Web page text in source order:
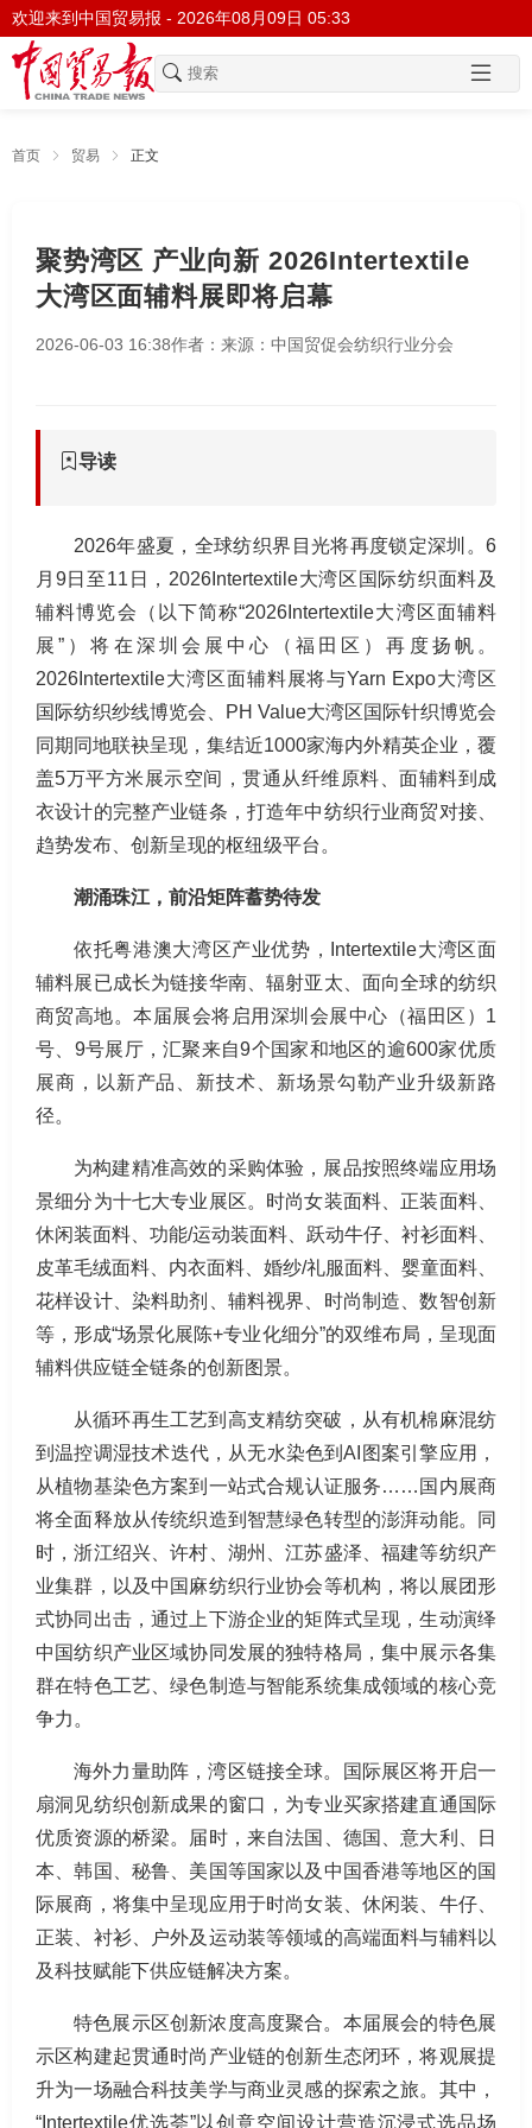
欢迎来到中国贸易报 - 2026年08月09日 05:33
首页 贸易 正文
聚势湾区 产业向新 2026Intertextile
大湾区面辅料展即将启幕
2026-06-03 16:38作者： 来源：中国贸促会纺织行业分会
导读
2026年盛夏，全球纺织界目光将再度锁定深圳。6
月9日至11日，2026Intertextile大湾区国际纺织面料及
辅料博览会（以下简称“2026Intertextile大湾区面辅料
展”）将在深圳会展中心（福田区）再度扬帆。
2026Intertextile大湾区面辅料展将与Yarn Expo大湾区
国际纺织纱线博览会、PH Value大湾区国际针织博览会
同期同地联袂呈现，集结近1000家海内外精英企业，覆
盖5万平方米展示空间，贯通从纤维原料、面辅料到成
衣设计的完整产业链条，打造年中纺织行业商贸对接、
趋势发布、创新呈现的枢纽级平台。
潮涌珠江，前沿矩阵蓄势待发
依托粤港澳大湾区产业优势，Intertextile大湾区面
辅料展已成长为链接华南、辐射亚太、面向全球的纺织
商贸高地。本届展会将启用深圳会展中心（福田区）1
号、9号展厅，汇聚来自9个国家和地区的逾600家优质
展商，以新产品、新技术、新场景勾勒产业升级新路
径。
为构建精准高效的采购体验，展品按照终端应用场
景细分为十七大专业展区。时尚女装面料、正装面料、
休闲装面料、功能/运动装面料、跃动牛仔、衬衫面料、
皮革毛绒面料、内衣面料、婚纱/礼服面料、婴童面料、
花样设计、染料助剂、辅料视界、时尚制造、数智创新
等，形成“场景化展陈+专业化细分”的双维布局，呈现面
辅料供应链全链条的创新图景。
从循环再生工艺到高支精纺突破，从有机棉麻混纺
到温控调湿技术迭代，从无水染色到AI图案引擎应用，
从植物基染色方案到一站式合规认证服务……国内展商
将全面释放从传统织造到智慧绿色转型的澎湃动能。同
时，浙江绍兴、许村、湖州、江苏盛泽、福建等纺织产
业集群，以及中国麻纺织行业协会等机构，将以展团形
式协同出击，通过上下游企业的矩阵式呈现，生动演绎
中国纺织产业区域协同发展的独特格局，集中展示各集
群在特色工艺、绿色制造与智能系统集成领域的核心竞
争力。
海外力量助阵，湾区链接全球。国际展区将开启一
扇洞见纺织创新成果的窗口，为专业买家搭建直通国际
优质资源的桥梁。届时，来自法国、德国、意大利、日
本、韩国、秘鲁、美国等国家以及中国香港等地区的国
际展商，将集中呈现应用于时尚女装、休闲装、牛仔、
正装、衬衫、户外及运动装等领域的高端面料与辅料以
及科技赋能下供应链解决方案。
特色展示区创新浓度高度聚合。本届展会的特色展
示区构建起贯通时尚产业链的创新生态闭环，将观展提
升为一场融合科技美学与商业灵感的探索之旅。其中，
“Intertextile优选荟”以创意空间设计营造沉浸式选品场